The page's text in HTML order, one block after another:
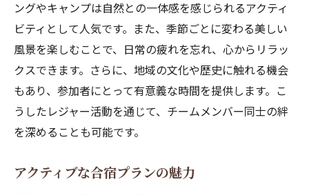
ングやキャンプは自然との一体感を感じられるアクティ
ビティとして人気です。また、季節ごとに変わる美しい
風景を楽しむことで、日常の疲れを忘れ、心からリラッ
クスできます。さらに、地域の文化や歴史に触れる機会
もあり、参加者にとって有意義な時間を提供します。こ
うしたレジャー活動を通じて、チームメンバー同士の絆
を深めることも可能です。
アクティブな合宿プランの魅力